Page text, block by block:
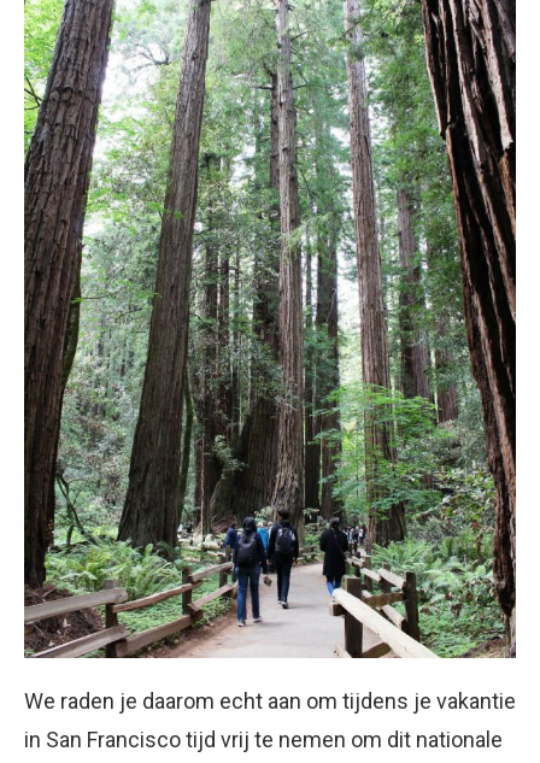
We raden je daarom echt aan om tijdens je vakantie
in San Francisco tijd vrij te nemen om dit nationale